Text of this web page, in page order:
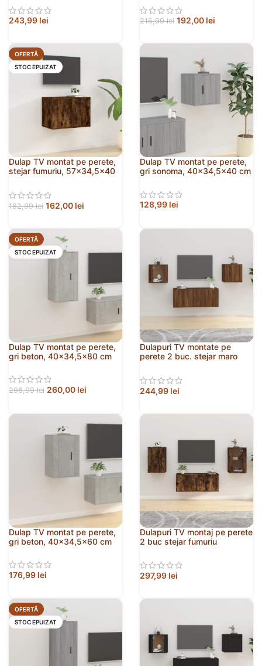
243,99 lei 216,99lei 192,00 lei
OFERTĂ
STOC EPUIZAT
Dulap TV montat pe perete,
stejar fumuriu, 57×34,5×40
182,99lei 162,00 lei
Dulap TV montat pe perete,
gri sonoma, 40×34,5×40 cm
128,99 lei
OFERTĂ
STOC EPUIZAT
Dulap TV montat pe perete,
gri beton, 40×34,5×80 cm
296,99lei 260,00 lei
Dulapuri TV montate pe
perete 2 buc. stejar maro
244,99 lei
Dulap TV montat pe perete,
gri beton, 40×34,5×60 cm
176,99 lei
Dulapuri TV montaj pe perete
2 buc stejar fumuriu
297,99 lei
OFERTĂ
STOC EPUIZAT